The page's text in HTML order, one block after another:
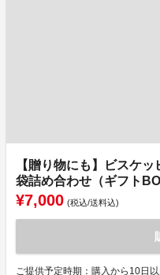
【贈り物にも】ビスケ
袋詰め合わせ（ギフト
¥7,000 (税込/送料込)
ご提供予定時期：購入から10日